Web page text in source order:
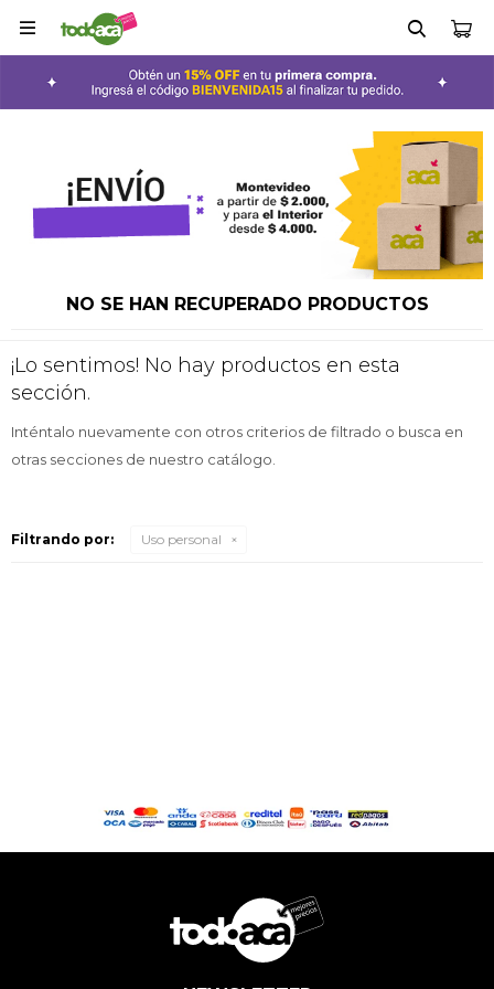

NO SE HAN RECUPERADO PRODUCTOS
¡Lo sentimos! No hay productos en esta
sección.
Inténtalo nuevamente con otros criterios de filtrado o busca en
otras secciones de nuestro catálogo.
Filtrando por: Uso personal